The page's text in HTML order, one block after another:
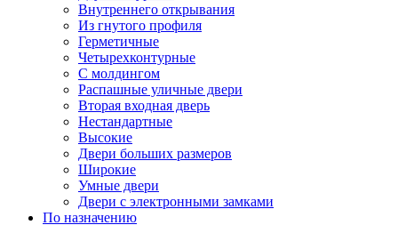
Внутреннего открывания
Из гнутого профиля
Герметичные
Четырехконтурные
С молдингом
Распашные уличные двери
Вторая входная дверь
Нестандартные
Высокие
Двери больших размеров
Широкие
Умные двери
Двери с электронными замками
По назначению